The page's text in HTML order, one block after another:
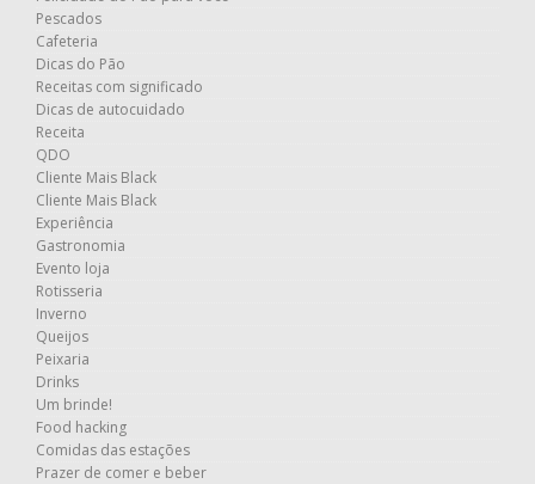
Pescados
Cafeteria
Dicas do Pão
Receitas com significado
Dicas de autocuidado
Receita
QDO
Cliente Mais Black
Cliente Mais Black
Experiência
Gastronomia
Evento loja
Rotisseria
Inverno
Queijos
Peixaria
Drinks
Um brinde!
Food hacking
Comidas das estações
Prazer de comer e beber